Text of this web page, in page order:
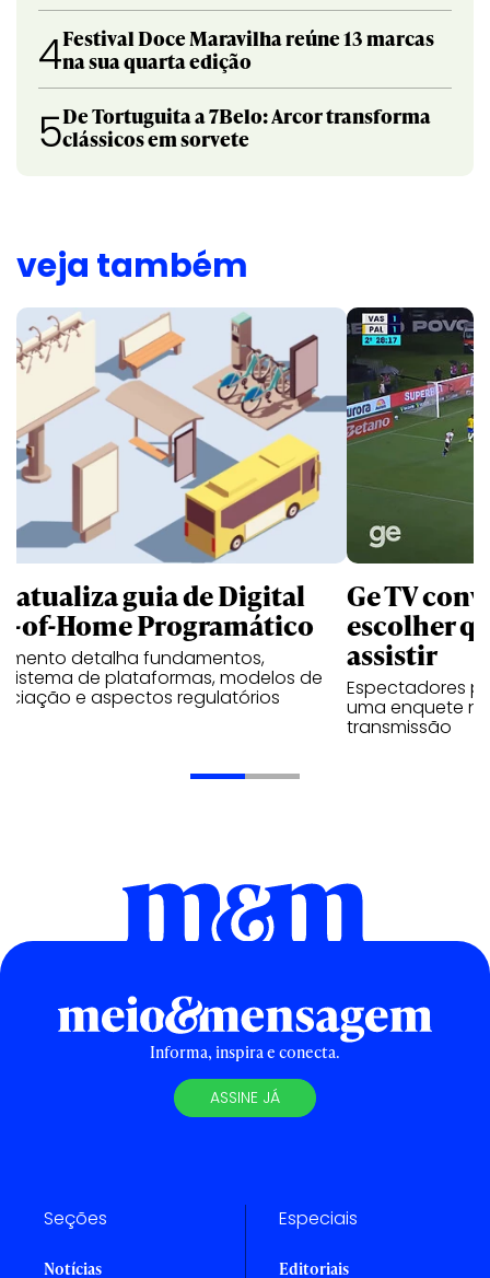
4Festival Doce Maravilha reúne 13 marcas
na sua quarta edição
5De Tortuguita a 7Belo: Arcor transforma
clássicos em sorvete
veja também
atualiza guia de Digital
of-Home Programático
detalha fundamentos,
de plataformas, modelos de
e aspectos regulatórios
Ge TV
escolher
assistir
Espectadores
uma enquete
transmissão
Informa, inspira e conecta.
ASSINE JÁ
Seções
Notícias
Especiais
Editoriais